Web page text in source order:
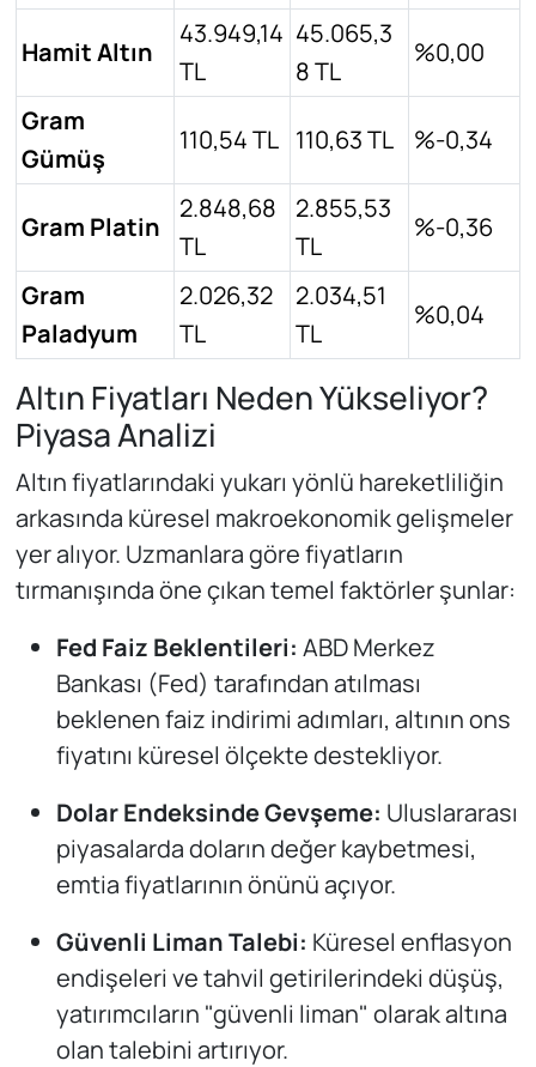
Hamit Altın
43.949,14
TL
45.065,3
8 TL
%0,00
Gram
Gümüş
110,54 TL 110,63 TL %-0,34
Gram Platin
2.848,68
TL
2.855,53
TL
%-0,36
Gram
Paladyum
2.026,32
TL
2.034,51
TL
%0,04
Altın Fiyatları Neden Yükseliyor?
Piyasa Analizi
Altın fiyatlarındaki yukarı yönlü hareketliliğin
arkasında küresel makroekonomik gelişmeler
yer alıyor. Uzmanlara göre fiyatların
tırmanışında öne çıkan temel faktörler şunlar:
Fed Faiz Beklentileri: ABD Merkez
Bankası (Fed) tarafından atılması
beklenen faiz indirimi adımları, altının ons
fiyatını küresel ölçekte destekliyor.
Dolar Endeksinde Gevşeme: Uluslararası
piyasalarda doların değer kaybetmesi,
emtia fiyatlarının önünü açıyor.
Güvenli Liman Talebi: Küresel enflasyon
endişeleri ve tahvil getirilerindeki düşüş,
yatırımcıların "güvenli liman" olarak altına
olan talebini artırıyor.